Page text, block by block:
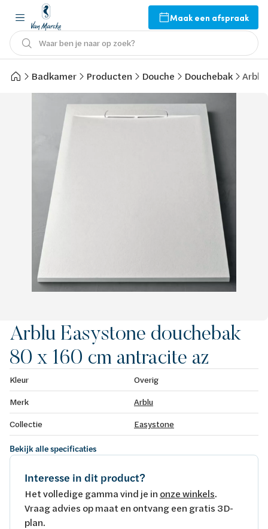
Maak een afspraak
Waar ben je naar op zoek?
Badkamer Producten Douche Douchebak Arblu
Arblu Easystone douchebak
80 x 160 cm antracite az
Kleur
Overig
Merk
Arblu
Collectie
Easystone
Bekijk alle specificaties
Interesse in dit product?
Het volledige gamma vind je in onze winkels.
Vraag advies op maat en ontvang een gratis 3D-
plan.